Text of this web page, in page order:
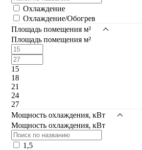
Охлаждение
Охлаждение/Обогрев
Площадь помещения м²
Площадь помещения м²
15
18
21
24
27
Мощность охлаждения, кВт
Мощность охлаждения, кВт
1,5